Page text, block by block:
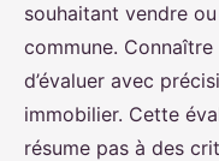
souhaitant vendre
commune.
d’évaluer avec
immobilier. Cette
résume pas à des